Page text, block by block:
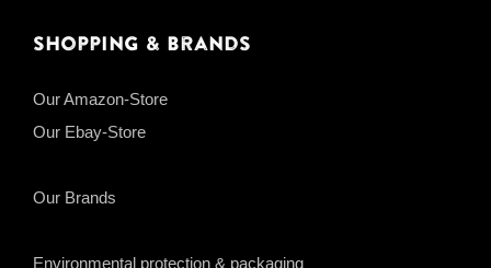
Shopping & Brands
Our Amazon-Store
Our Ebay-Store
Our Brands
Environmental protection & packaging